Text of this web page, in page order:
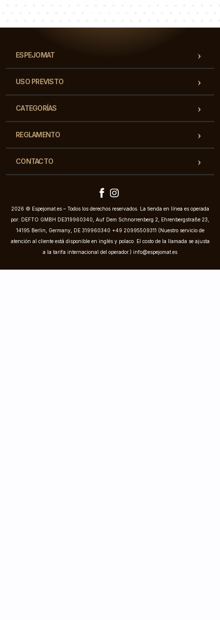
ESPEJOMAT
USO PREVISTO
CATEGORÍAS
REGLAMENTO
CONTACTO
2026 © Espejomat.es – Todos los derechos reservados. La tienda en línea es operada
por: DEFTO GMBH DE319960340, Auf Dem Schnorrenberg 2, Ehrenbergstraße 23,
14195 Berlin, Germany, DE 319960340 +49 20995509311 (Nuestro servicio de
atención al cliente está disponible en inglés y polaco. El costo de la llamada se ajusta
a la tarifa internacional del operador.) info@espejomat.es